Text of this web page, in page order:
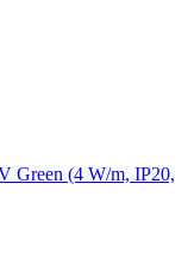
Green (4 W/m, IP20,